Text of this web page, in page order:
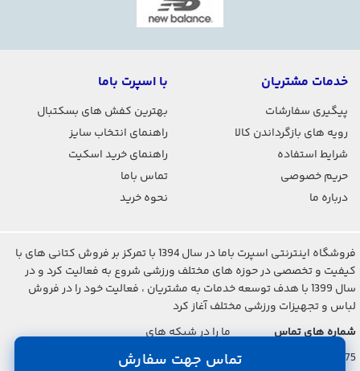
تماس جهت سفارش
خدمات مشتریان
پیگیری سفارشات
رویه های بازگرداندن کالا
شرایط استفاده
حریم خصوصی
درباره ما
با اسپرت باما
بهترین کفش های بسکتبال
راهنمای انتخاب سایز
راهنمای خرید اسکیت
تماس باما
نحوه خرید
فروشگاه اینترنتی اسپرت باما در سال 1394 با تمرکز بر فروش کتانی های با
کیفیت و تخصصی در حوزه های مختلف ورزشی شروع به فعالیت کرد و در
سال 1399 با هدف توسعه خدمات به مشتریان ، فعالیت خود را در فروش
لباس و تجهیزات ورزشی مختلف آغاز کرد
شماره های تماس
021-2842-7275
ما را در شبکه های
اجتماعی دنبال کنید